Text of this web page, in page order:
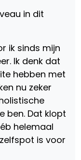
in dit
ik sinds mijn
Ik denk dat
hebben met
nu zeker
ben. Dat klopt
helemaal
is voor